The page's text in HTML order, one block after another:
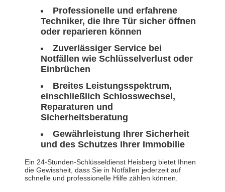
Professionelle und erfahrene
Techniker, die Ihre Tür sicher öffnen
oder reparieren können
Zuverlässiger Service bei
Notfällen wie Schlüsselverlust oder
Einbrüchen
Breites Leistungsspektrum,
einschließlich Schlosswechsel,
Reparaturen und
Sicherheitsberatung
Gewährleistung Ihrer Sicherheit
und des Schutzes Ihrer Immobilie
Ein 24-Stunden-Schlüsseldienst Heisberg bietet Ihnen
die Gewissheit, dass Sie in Notfällen jederzeit auf
schnelle und professionelle Hilfe zählen können.